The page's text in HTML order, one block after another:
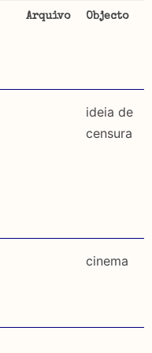
Arquivo Objecto
ideia de
censura
cinema